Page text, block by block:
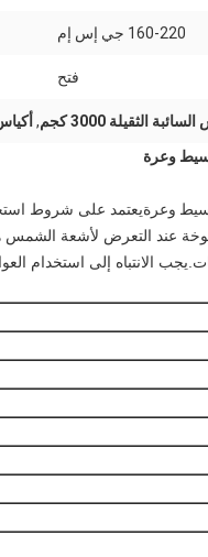
160-220 جي إس إم
فتح
الثقيلة 3000 كجم , أكياس
وعرة
وعرةيعتمد على شروط
عند التعرض لأشعة الشمس
الانتباه إلى استخدام